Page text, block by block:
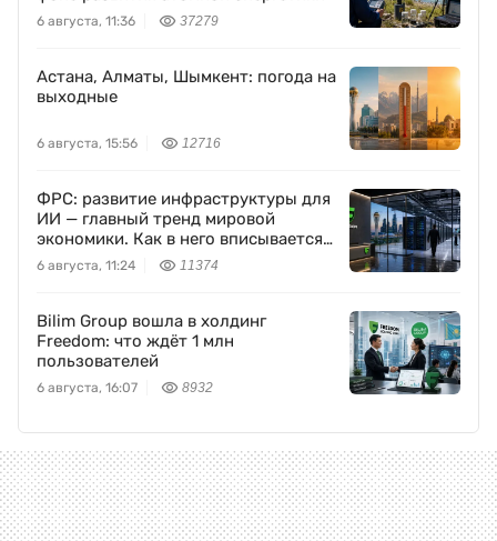
6 августа, 11:36 37279
Астана, Алматы, Шымкент: погода на
выходные
6 августа, 15:56 12716
ФРС: развитие инфраструктуры для
ИИ — главный тренд мировой
экономики. Как в него вписывается
Freedom Holding Corp.
6 августа, 11:24 11374
Bilim Group вошла в холдинг
Freedom: что ждёт 1 млн
пользователей
6 августа, 16:07 8932